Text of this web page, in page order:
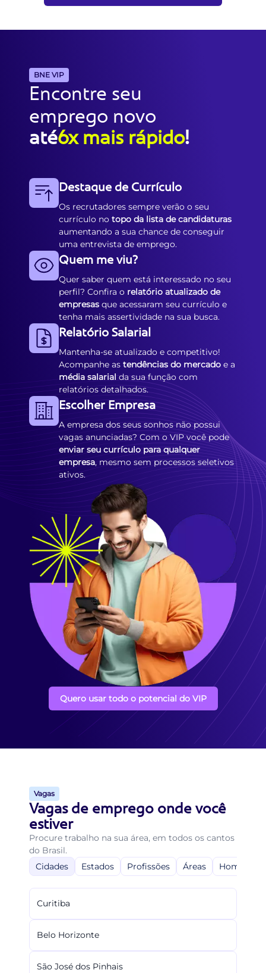
BNE VIP
Encontre seu
emprego novo
até6x mais rápido!
Destaque de Currículo
Os recrutadores sempre verão o seu
currículo no topo da lista de candidaturas
aumentando a sua chance de conseguir
uma entrevista de emprego.
Quem me viu?
Quer saber quem está interessado no seu
perfil? Confira o relatório atualizado de
empresas que acessaram seu currículo e
tenha mais assertividade na sua busca.
Relatório Salarial
Mantenha-se atualizado e competitivo!
Acompanhe as tendências do mercado e a
média salarial da sua função com
relatórios detalhados.
Escolher Empresa
A empresa dos seus sonhos não possui
vagas anunciadas? Com o VIP você pode
enviar seu currículo para qualquer
empresa, mesmo sem processos seletivos
ativos.
Quero usar todo o potencial do VIP
Vagas
Vagas de emprego onde você
estiver
Procure trabalho na sua área, em todos os cantos
do Brasil.
Cidades
Estados Profissões Áreas Home-
Curitiba
Belo Horizonte
São José dos Pinhais